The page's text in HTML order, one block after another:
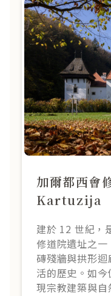
加爾都西會
Kartuzija
建於 12 世紀，
修道院遺址之
磚殘牆與拱形
活的歷史。如
現宗教建築與自